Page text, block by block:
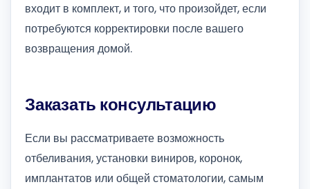
входит в комплект, и того, что произойдет, если
потребуются корректировки после вашего
возвращения домой.
Заказать консультацию
Если вы рассматриваете возможность
отбеливания, установки виниров, коронок,
имплантатов или общей стоматологии, самым